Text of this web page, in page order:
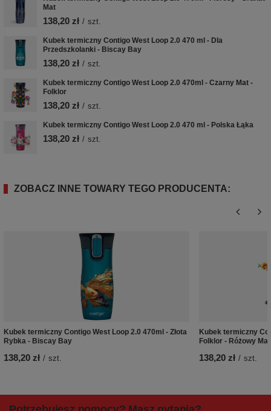
Mat
138,20 zł / szt.
Kubek termiczny Contigo West Loop 2.0 470 ml - Dla
Przedszkolanki - Biscay Bay
138,20 zł / szt.
Kubek termiczny Contigo West Loop 2.0 470ml - Czarny Mat -
Folklor
138,20 zł / szt.
Kubek termiczny Contigo West Loop 2.0 470 ml - Polska Łąka
138,20 zł / szt.
ZOBACZ INNE TOWARY TEGO PRODUCENTA:
Kubek termiczny Contigo West Loop 2.0 470ml - Złota
Rybka - Biscay Bay
138,20 zł / szt.
Kubek termiczny
Folklor - Różowy Mat
138,20 zł / szt.